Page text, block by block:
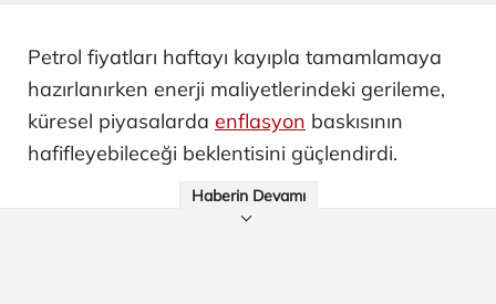
Petrol fiyatları haftayı kayıpla tamamlamaya
hazırlanırken enerji maliyetlerindeki gerileme,
küresel piyasalarda enflasyon baskısının
hafifleyebileceği beklentisini güçlendirdi.
Haberin Devamı